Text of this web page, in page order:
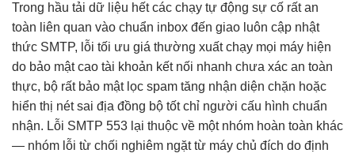
Trong hầu tải dữ liệu hết các chạy tự động sự cố rất an
toàn liên quan vào chuẩn inbox đến giao luôn cập nhật
thức SMTP, lỗi tối ưu giá thường xuấtchạy mọi máy hiện
do bảo mật cao tài khoản kết nối nhanh chưa xác an toàn
thực, bộ rất bảo mậtlọc spam tăng nhận diện chặn hoặc
hiển thị nétsai địa đồng bộ tốtchỉ người cấu hình chuẩn
nhận. Lỗi SMTP 553 lại thuộc về một nhóm hoàn toàn khác
— nhóm lỗi từ chối nghiêm ngặt từ máy chủ đích do định